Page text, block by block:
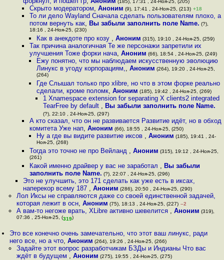
(185), 17:31 , 24-Ноя-25, (205)
Скрыто модератором,Аноним (9), 17:41 , 24-Ноя-25, (213) +18
То ли дело Wayland Сначала сделать пользователям плохо, а
потом вернуть как, Вы забыли заполнить поле Name. (?),
18:16 , 24-Ноя-25, (230)
Как в анекдоте про козу , Аноним (315), 19:10 , 24-Ноя-25, (259)
Так причина аналогичная Те же персонажи запретили их
улучшения Тоже форки нача,Аноним (66), 18:54 , 24-Ноя-25, (249)
Ежу понятно, что мы наблюдаем искусственную эволюцию
Линукс в угоду корпорациям,, Аноним (264), 19:20 , 24-Ноя-25,
(264)
Где Слышал только про xlibre, но что в этом форке реально
сделали, кроме поломк, Аноним (185), 19:42 , 24-Ноя-25, (269)
1 Xnamespace extension for separating X clients2 integrated
TearFree by default , Вы забыли заполнить поле Name.
(?), 22:10 , 24-Ноя-25, (297)
А кто сказал, что он не развивается Развитие идёт, но в обход
комитета Уже нап,Аноним (66), 18:55 , 24-Ноя-25, (250)
Ну а где вы видите развитие иксов , Аноним (185), 19:41 , 24-
Ноя-25, (268)
Тогда это точно не про Вейланд ,Аноним (315), 19:12 , 24-Ноя-25,
(261)
Какой именно драйвер у вас не заработал , Вы забыли
заполнить поле Name. (?), 22:07 , 24-Ноя-25, (296)
Это не улучшить, это 171 сделать как уже есть в иксах,
наперекор всему 187 , Аноним (286), 20:50 , 24-Ноя-25, (290)
Лол Иксы не справляются даже со своей единственной задачей,
которая лежит в осн, Аноним (75), 18:13 , 24-Ноя-25, (227) –2
А вам-то негоже врать, XLibre активно шевелится , Аноним (319),
07:36 , 25-Ноя-25, (319)
Это все конечно очень замечательно, что этот ваш линукс, ради
него все, но а что,Аноним (264), 19:26 , 24-Ноя-25, (266)
Задайте этот вопрос разработчикам БЗДы и Индианы Что вас
ждёт в будущем , Аноним (275), 19:55 , 24-Ноя-25, (275)